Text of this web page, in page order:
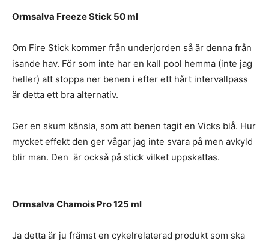
Ormsalva Freeze Stick 50 ml
Om Fire Stick kommer från underjorden så är denna från
isande hav. För som inte har en kall pool hemma (inte jag
heller) att stoppa ner benen i efter ett hårt intervallpass
är detta ett bra alternativ.
Ger en skum känsla, som att benen tagit en Vicks blå. Hur
mycket effekt den ger vågar jag inte svara på men avkyld
blir man. Den är också på stick vilket uppskattas.
Ormsalva Chamois Pro 125 ml
Ja detta är ju främst en cykelrelaterad produkt som ska